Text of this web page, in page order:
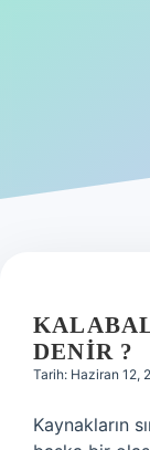
Hakkımızda
DENIR ?
Tarih: Haziran 12,
Kaynakların